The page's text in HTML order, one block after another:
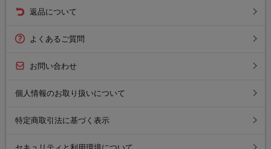
返品について
よくあるご質問
お問い合わせ
個人情報のお取り扱いについて
特定商取引法に基づく表示